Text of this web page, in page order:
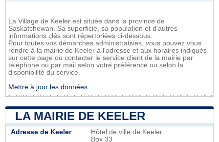
La Village de Keeler est située dans la province de
Saskatchewan. Sa superficie, sa population et d'autres
informations clés sont répertoriées ci-dessous.
Pour toutes vos démarches administratives, vous pouvez vous
rendre à la mairie de Keeler à l'adresse et aux horaires indiqués
sur cette page ou contacter le service client de la mairie par
téléphone ou par mail selon votre préférence ou selon la
disponibilité du service.
Mettre à jour les données
LA MAIRIE DE KEELER
Adresse de Keeler
Hôtel de ville de Keeler
Box 33